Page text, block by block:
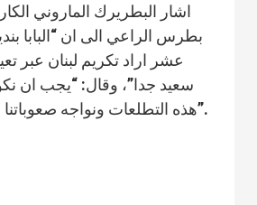
اشار البطريرك الماروني
بطرس الراعي الى ان “البابا
عشر اراد تكريم لبنان عبر
سعيد جدا”، وقال: “يجب ان
هذه التطلعات ونواجه صعوباتنا بروح المسؤولية”.